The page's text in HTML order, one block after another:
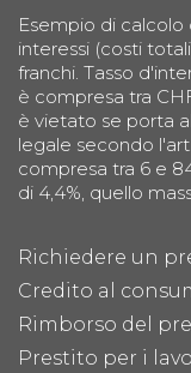
Esempio di calcolo
interessi (costi
franchi. Tasso
è compresa tra
è vietato se porta
legale secondo
compresa tra 6 e
di 4,4%, quello
Richiedere un
Credito al
Rimborso del
Prestito per i